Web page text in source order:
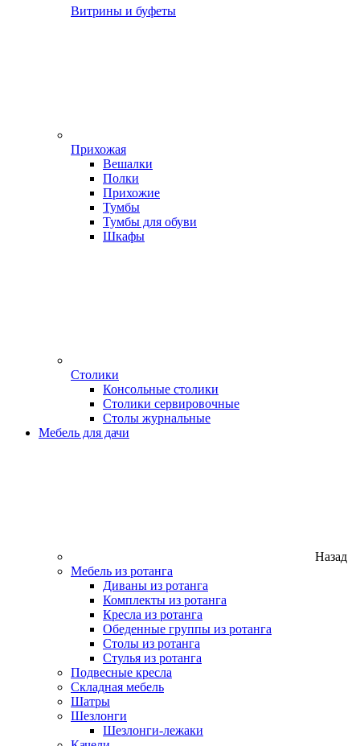
Витрины и буфеты
Прихожая
Вешалки
Полки
Прихожие
Тумбы
Тумбы для обуви
Шкафы
Столики
Консольные столики
Столики сервировочные
Столы журнальные
Мебель для дачи
Назад
Мебель из ротанга
Диваны из ротанга
Комплекты из ротанга
Кресла из ротанга
Обеденные группы из ротанга
Столы из ротанга
Стулья из ротанга
Подвесные кресла
Складная мебель
Шатры
Шезлонги
Шезлонги-лежаки